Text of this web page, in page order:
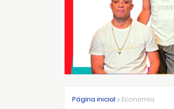
Página inicial Economia